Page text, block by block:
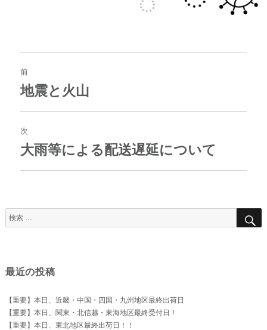
投
稿
ナ
ビ
ゲ
シ
ョ
ン
前
過
去
の
投
稿:
地震と火山
次
次
の
投
大雨等による配送遅延について
検
索
最近の投稿
【重要】本日、近畿・中国・四国・九州地区最終出荷日
【重要】本日、関東・北信越・東海地区最終受付日！
【重要】本日、東北地区最終出荷日！！